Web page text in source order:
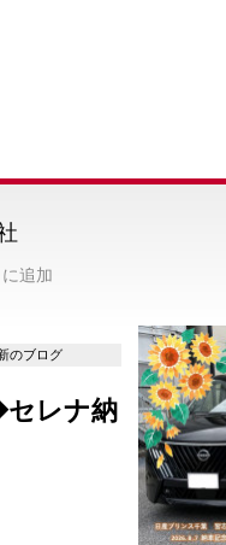
追加
のブログ
レナ納